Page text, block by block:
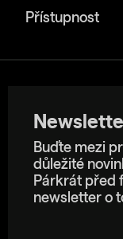
Přístupnost
Buďte mezi
důležité
Párkrát před
newsletter o